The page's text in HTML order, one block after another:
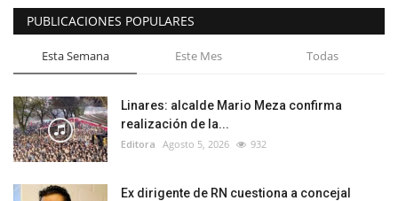
PUBLICACIONES POPULARES
Esta Semana Este Mes Todas
Linares: alcalde Mario Meza confirma
realización de la...
Editora Agosto 5, 2026 932
Ex dirigente de RN cuestiona a concejal